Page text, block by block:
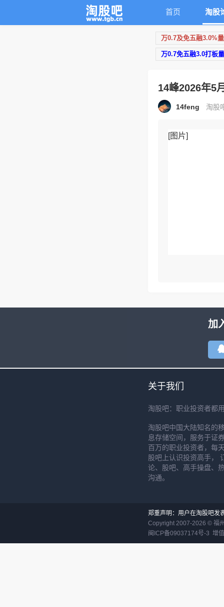
首页 淘股
万0.7及免五融3.0%
万0.7免五融3.0打板
14峰2026年5
14feng 淘股
[图片]
加
关于我们
淘股吧：职业投资者都
淘股吧中国大陆知名的
息存储空间，服务于证
百万的职业投资者，每
股吧上认识投资高手，
论、股吧、高手操盘、
沟通。
郑重声明：用户在淘股吧发
Copyright 2007-2026 © 福
闽ICP备09037174号-3 增